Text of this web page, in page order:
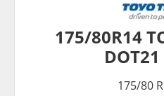
175/80R14
DOT21
175/80